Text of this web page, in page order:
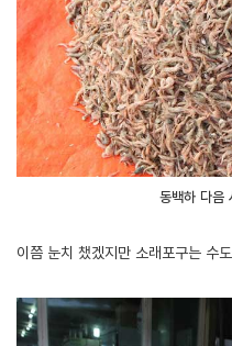
동백하 다음
이쯤 눈치 챘겠지만 소래포구는 수